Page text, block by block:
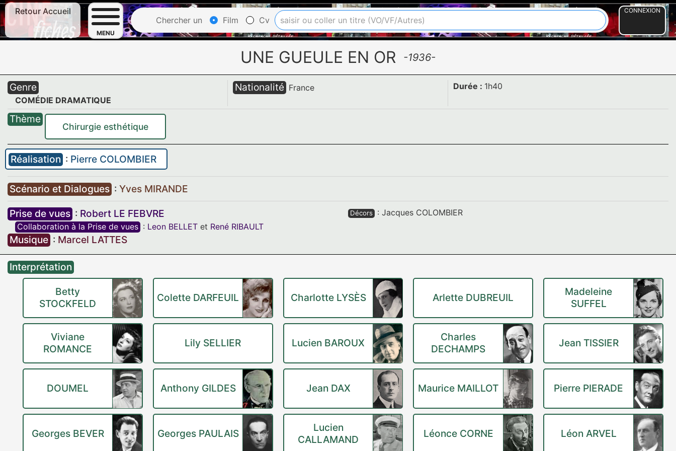
Retour Accueil
MENU
Chercher un Film Cv
CONNEXION
UNE GUEULE EN OR -1936-
Genre
COMÉDIE DRAMATIQUE
Nationalité France Durée : 1h40
Thème
Chirurgie esthétique
Réalisation : Pierre COLOMBIER
Scénario et Dialogues : Yves MIRANDE
Prise de vues : Robert LE FEBVRE
Collaboration à la Prise de vues : Leon BELLET et René RIBAULT
Musique : Marcel LATTES
Décors : Jacques COLOMBIER
Interprétation
Betty
STOCKFELD
Colette DARFEUIL Charlotte LYSÈS Arlette DUBREUIL
Madeleine
SUFFEL
Viviane
ROMANCE
Lily SELLIER Lucien BAROUX
Charles
DECHAMPS
Jean TISSIER
DOUMEL Anthony GILDES Jean DAX Maurice MAILLOT Pierre PIERADE
Georges BEVER Georges PAULAIS
Lucien
CALLAMAND
Léonce CORNE Léon ARVEL